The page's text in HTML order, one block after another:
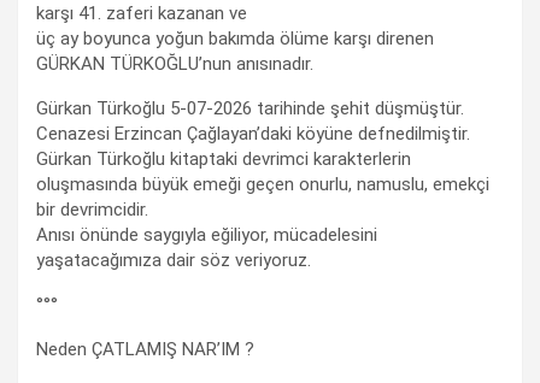
karşı 41. zaferi kazanan ve
üç ay boyunca yoğun bakımda ölüme karşı direnen
GÜRKAN TÜRKOĞLU’nun anısınadır.
Gürkan Türkoğlu 5-07-2026 tarihinde şehit düşmüştür.
Cenazesi Erzincan Çağlayan’daki köyüne defnedilmiştir.
Gürkan Türkoğlu kitaptaki devrimci karakterlerin
oluşmasında büyük emeği geçen onurlu, namuslu, emekçi
bir devrimcidir.
Anısı önünde saygıyla eğiliyor, mücadelesini
yaşatacağımıza dair söz veriyoruz.
°°°
Neden ÇATLAMIŞ NAR’IM ?